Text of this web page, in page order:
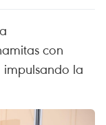
con
impulsando la